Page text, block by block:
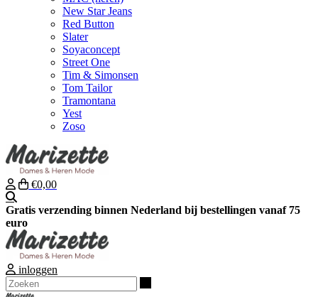
New Star Jeans
Red Button
Slater
Soyaconcept
Street One
Tim & Simonsen
Tom Tailor
Tramontana
Yest
Zoso
€0,00
Gratis verzending binnen Nederland bij bestellingen vanaf 75
euro
inloggen